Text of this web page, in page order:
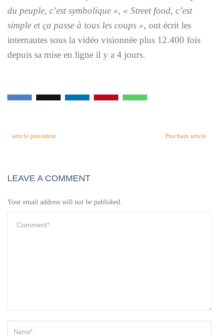
du peuple, c’est symbolique », « Street food, c’est
simple et ça passe à tous les coups », ont écrit les
internautes sous la vidéo visionnée plus 12.400 fois
depuis sa mise en ligne il y a 4 jours.
article précédent Prochain article
LEAVE A COMMENT
Your email address will not be published.